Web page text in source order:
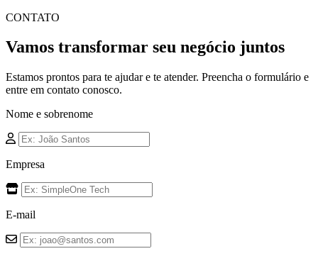
CONTATO
Vamos transformar seu negócio juntos
Estamos prontos para te ajudar e te atender. Preencha o formulário e
entre em contato conosco.
Nome e sobrenome
Empresa
E-mail